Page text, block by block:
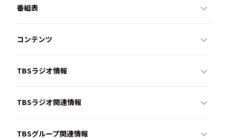
番組表
コンテンツ
TBSラジオ情報
TBSラジオ関連情報
TBSグループ関連情報